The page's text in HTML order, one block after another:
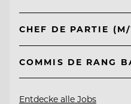
CHEF DE PARTIE
COMMIS DE RANG
Entdecke alle Jobs